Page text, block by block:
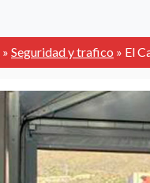
» Seguridad y trafico » El